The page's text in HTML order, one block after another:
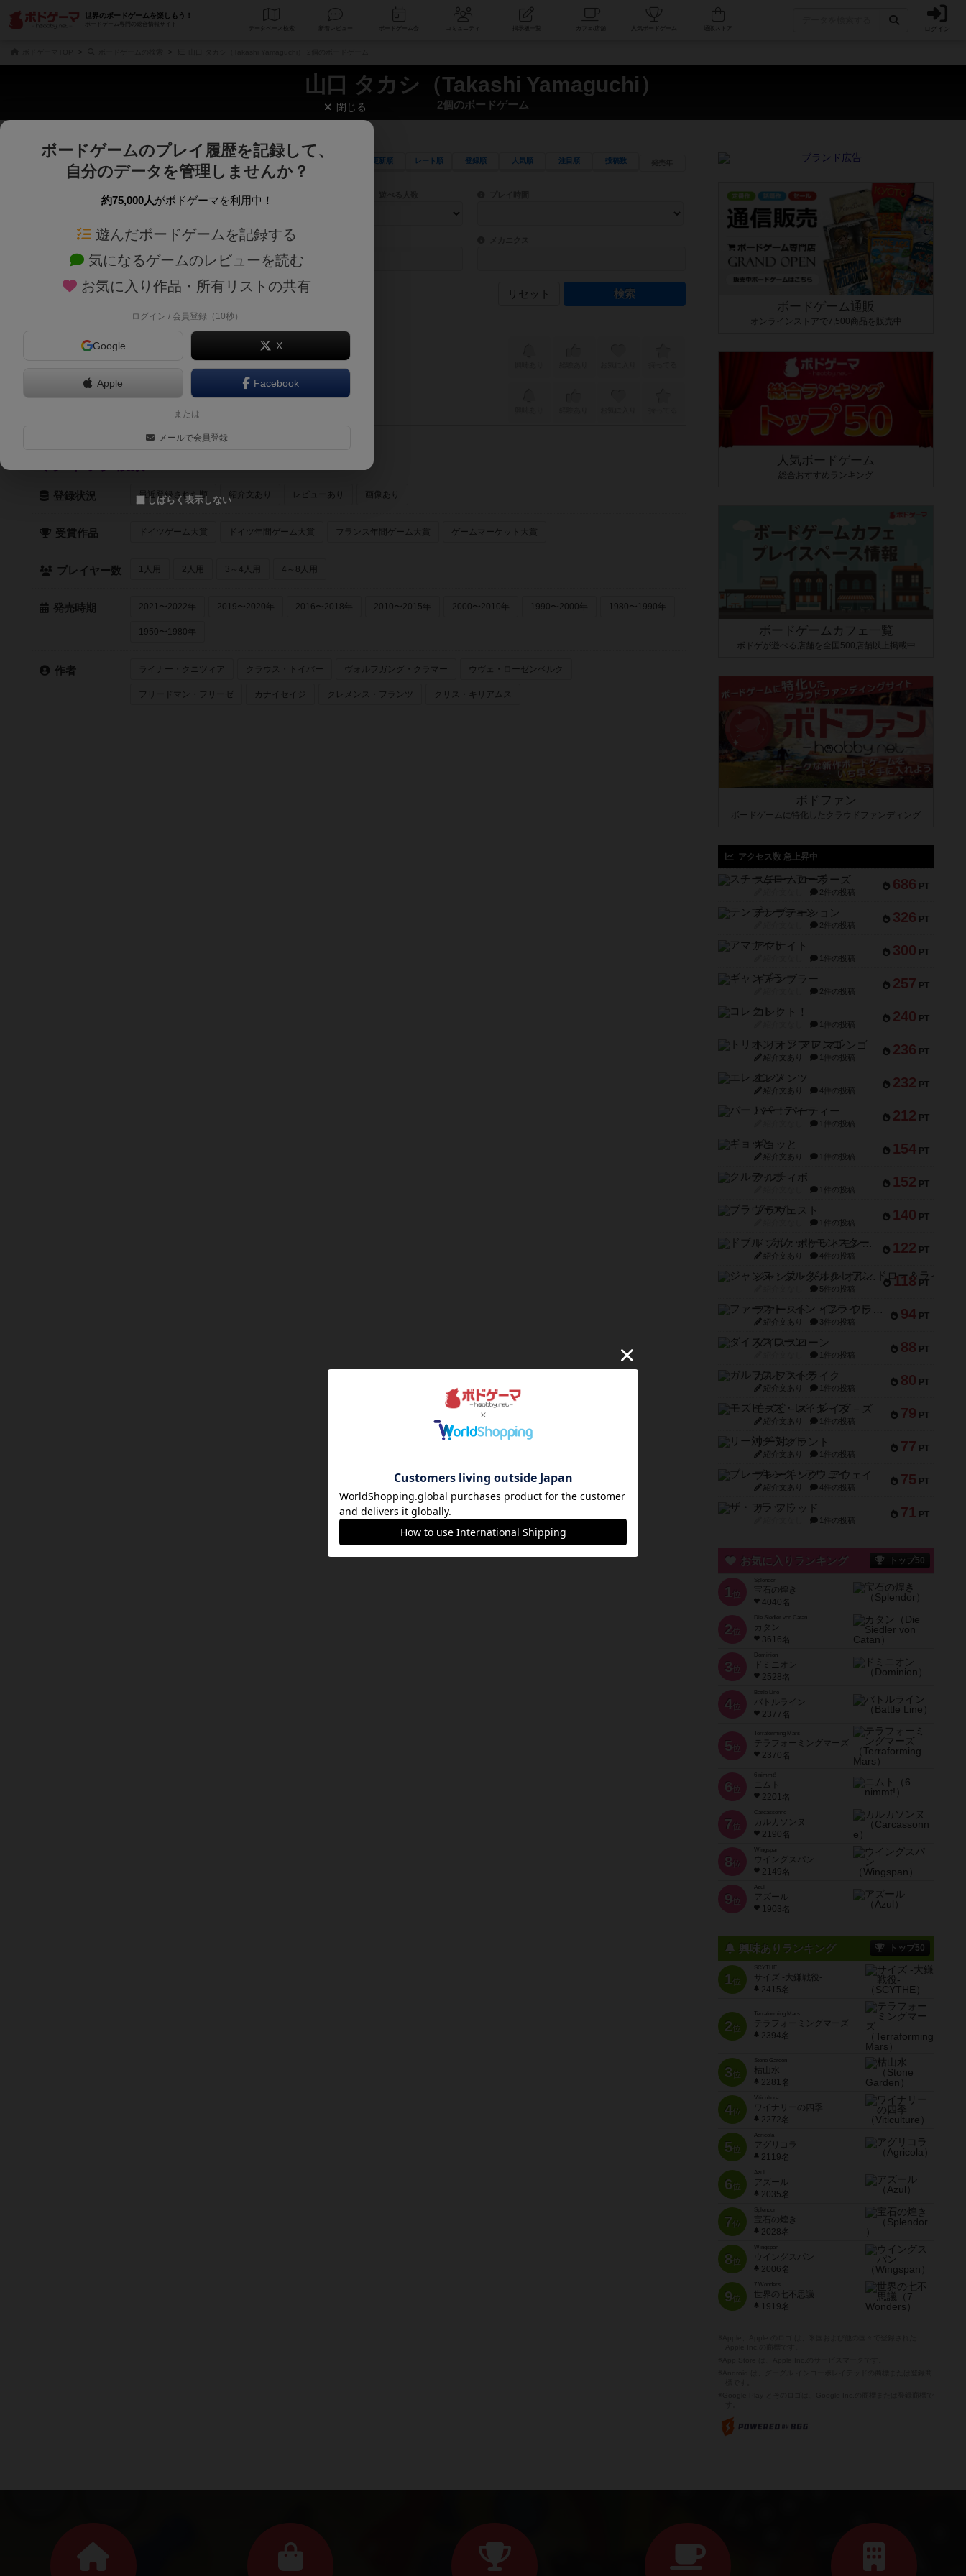
世界のボードゲームを楽しもう！
ボードゲーム専門の総合情報サイト
データベース コミュニティ 人気ボードゲーム ログイン
山口 タカシ（Takashi Yamaguchi）
2個のボードゲーム
じっくり表示 さくさく表示 更新順 レート順 登録順 人気順 注目順 投稿数
商品名、商品説明文、デザイナー名、テーマ名、メカニクス名を対象にフリーワード検索ができます。
ゲームデザイナー名を指定して検索できます。
ゲームデザイナー 目安となる所要時間を指定することができます。マニュアルを読む時間や参加者へのルール説明時間は含まれていないため、初めて
対象年齢を指定します。 世界観や登場人物などモチーフ・ストーリーを指定することができます。直感的にゲームシステムを理解できるよう、中世ファンタジー・クッキング・海賊同士の対決など、ゲームコンセプトを絞
テーマ/フレーバー ゲーム性を構成するコアシステムです。主にボードゲームに慣れている方向けの絞込機能です。例えば「ダイスロール」はランダ
リセット
しりとりジャングル（Shiritori jungle）
ニセ記者みっけ！（Nisekisha mikke！）
15分～30分
登録状況 最近登録された順 紹介文あり レビューあり 画像あり
受賞作品 ドイツゲーム大賞 ドイツ年間ゲーム大賞 フランス年間ゲーム大賞 ゲームマーケット大賞
プレイヤー数 1人用 2人用 3～4人用 4～8人用
発売時期 2021〜2022年 2019〜2020年 2016〜2018年 2010〜2015年 2000〜2010年 1990〜2000年 1980〜1990年
1950〜1980年
作者 ライナー・クニツィア クラウス・トイバー ヴォルフガング・クラマー ウヴェ・ローゼンベルク
フリードマン・フリーゼ カナイセイジ クレメンス・フランツ クリス・キリアムス
ボードゲーム通販
オンラインストアで7,500商品を販売中
人気ボードゲーム
総合おすすめランキング
ボードゲームカフェ一覧
ボドゲが遊べる店舗を全国500店舗以上掲載中
ボドファン
ボードゲームに特化したクラウドファンディング
アクセス数 急上昇中
686 PT
スチームローラーズ
2件の投稿
326 PT
テンプテーション
2件の投稿
300 PT
アマナイト
1件の投稿
257 PT
ギャンブラー
2件の投稿
240 PT
コレクト！
1件の投稿
236 PT
トリオンフ ア マレンゴ
紹介文あり 1件の投稿
232 PT
エレメンツ
紹介文あり 4件の投稿
212 PT
バー！パーティー
1件の投稿
154 PT
ギョッと
紹介文あり 1件の投稿
152 PT
クルティボ
1件の投稿
140 PT
ブラヴェスト
1件の投稿
122 PT
ドブル：ポケットモンスター
紹介文あり 4件の投稿
118 PT
ジャンヌ・ダルク-オルレアン ドロー＆ライト
5件の投稿
94 PT
ファースト・イン・フライト
紹介文あり 3件の投稿
88 PT
ダイススローン
1件の投稿
80 PT
ガルフストライク
紹介文あり 1件の投稿
79 PT
モズビ－ズ・レイダ－ズ
紹介文あり 1件の投稿
77 PT
リー対グラント
紹介文あり 1件の投稿
75 PT
ブレーキング・アウェイ
紹介文あり 4件の投稿
71 PT
ザ・フラッド
1件の投稿
お気に入りランキング トップ50
1 位
宝石の煌き
4040名
2 位
Die Siedler von Catan
カタン
3616名
3 位
ドミニオン
2528名
4位
Battle Line
バトルライン
2377名
5 位
Terraforming Mars
テラフォーミングマーズ
2370名
6 位
ニムト
2201名
7 位
Carcassonne
カルカソンヌ
2190名
8 位
Wingspan
ウイングスパン
2149名
9 位
Azul
アズール
1903名
興味ありランキング トップ50
1位
SCYTHE
サイズ -大鎌戦役-
2415名
2位
Terraforming Mars
テラフォーミングマーズ
2394名
3位
Stone Garden
枯山水
2281名
4位
Viticulture
ワイナリーの四季
2272名
5位
Agricola
アグリコラ
2119名
6位
Azul
アズール
2035名
7位
宝石の煌き
2028名
8位
Wingspan
ウイングスパン
2006名
9位
7 Wonders
世界の七不思議
1919名
閉じる
ボードゲームのプレイ履歴を記録して、
自分のデータを管理しませんか？
約75,000人がボドゲーマを利用中！
遊んだボードゲームを記録する
気になるゲームのレビューを読む
お気に入り作品・所有リストの共有
ログイン / 会員登録（10秒）
Google X
Apple Facebook
または
メールで会員登録
しばらく表示しない